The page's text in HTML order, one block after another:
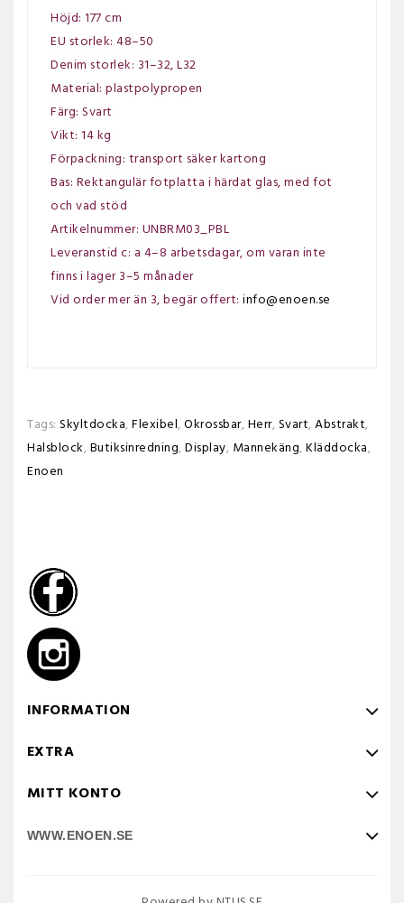
Höjd: 177 cm
EU storlek: 48–50
Denim storlek: 31–32, L32
Material: plastpolypropen
Färg: Svart
Vikt: 14 kg
Förpackning: transport säker kartong
Bas: Rektangulär fotplatta i härdat glas, med fot
och vad stöd
Artikelnummer: UNBRM03_PBL
Leveranstid c: a 4–8 arbetsdagar, om varan inte
finns i lager 3–5 månader
Vid order mer än 3, begär offert: info@enoen.se
Tags: Skyltdocka,Flexibel,Okrossbar,Herr,Svart,Abstrakt,
Halsblock,Butiksinredning,Display, Mannekäng,Kläddocka,
Enoen
INFORMATION
EXTRA
MITT KONTO
WWW.ENOEN.SE